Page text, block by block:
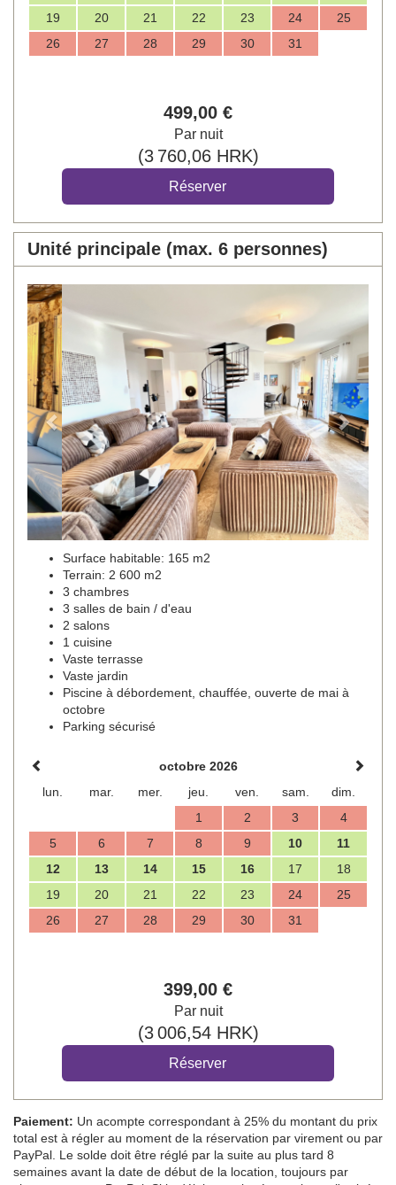
19
20 21 22 23 24
25
26
27 28 29 30 31
499,00 €
Par nuit
(3 760,06HRK)
Unité principale (max. 6 personnes)
Previous
Surface habitable: 165 m2
Terrain: 2 600 m2
3 chambres
3 salles de bain / d'eau
2 salons
1 cuisine
Vaste terrasse
Vaste jardin
Piscine à débordement, chauffée, ouverte de mai à
octobre
Parking sécurisé
octobre 2026
lun.
mar. mer. jeu. ven. sam.
dim.
1
2 3
4
5
6 7 8 9 10
11
12
13 14 15 16 17
18
19
20 21 22 23 24
25
26
27 28 29 30 31
399,00 €
Par nuit
(3 006,54HRK)
Paiement: Un acompte correspondant à 25% du montant du prix
total est à régler au moment de la réservation par virement ou par
PayPal. Le solde doit être réglé par la suite au plus tard 8
semaines avant la date de début de la location, toujours par